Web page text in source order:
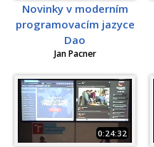
Novinky v moderním
programovacím jazyce
Dao
Jan Pacner
0:24:32